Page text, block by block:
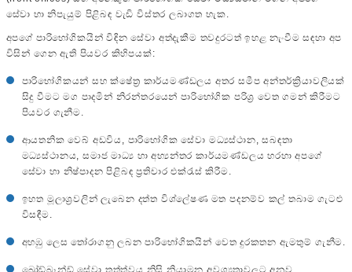
සේවා හා නිපැයුම් පිළිබඳ වැඩි විස්තර ලබාගත හැක.
අපගේ පාරිභෝගිකයින් විඳින සේවා අත්දැකීම තවදුරටත් ඉහළ නැංවීම සඳහා අප
විසින් ගෙන ඇති පියවර කිහිපයක්:
‍පාරිභෝගිකයන් සහ ක්ෂේත්‍ර කාර්යමණ්ඩලය අතර සමීප අන්තර්ක්‍රියාවලියක්
සිදු වීමට මග පාදමින් නිරන්තරයෙන් පාරිභෝගික පරිශ්‍ර වෙත ගමන් කිරීමට
පියවර ගැනීම.
ආයතනික වෙබ් අඩවිය, පාරිභෝගික සේවා මධ්‍යස්ථාන, සබඳතා
මධ්‍යස්ථානය, සමාජ මාධ්‍ය හා අභ්‍යන්තර කාර්යමණ්ඩලය හරහා අපගේ
සේවා හා නිෂ්පාදන පිළිබඳ ප්‍රතිචාර එක්රැස් කිරීම.
ඉහත මූලාශ්‍රවලින් ලැබෙන දත්ත විශ්ලේෂණ මත පදනම්ව කල් තබාම ගැටළු
විසඳීම.
අහඹු ලෙස තෝරාගනු ලබන පාරිභෝගිකයින් වෙත දුරකතන ඇමතුම් ගැනීම.
බ්‍රෝඩ්බෑන්ඩ් සේවා තත්ත්වය නිසි නියාමන අවශ්‍යතාවලට අනුව